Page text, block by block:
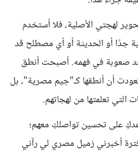
لهجتي الأصلية، فلا أستخدم
جدًا أو الحديثة أو أي مصطلح قد
صعوبة في فهمه. أصبحت أنطق
أن أنطقها كـ"جيم مصرية"، بل
تعلمتها من لهجاتهم.
على تحسين تواصلكِ معهم؛
أخبرني زميل مصري لي رآني